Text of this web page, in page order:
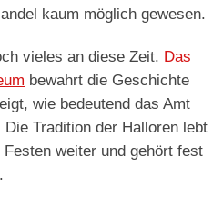
kaum möglich gewesen.
vieles an diese Zeit. Das
bewahrt die Geschichte
wie bedeutend das Amt
Tradition der Halloren lebt
weiter und gehört fest